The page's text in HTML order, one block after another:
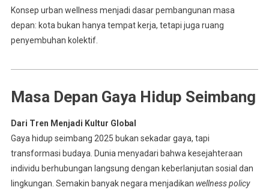
Konsep urban wellness menjadi dasar pembangunan masa
depan: kota bukan hanya tempat kerja, tetapi juga ruang
penyembuhan kolektif.
Masa Depan Gaya Hidup Seimbang
Dari Tren Menjadi Kultur Global
Gaya hidup seimbang 2025 bukan sekadar gaya, tapi
transformasi budaya. Dunia menyadari bahwa kesejahteraan
individu berhubungan langsung dengan keberlanjutan sosial dan
lingkungan. Semakin banyak negara menjadikan wellness policy